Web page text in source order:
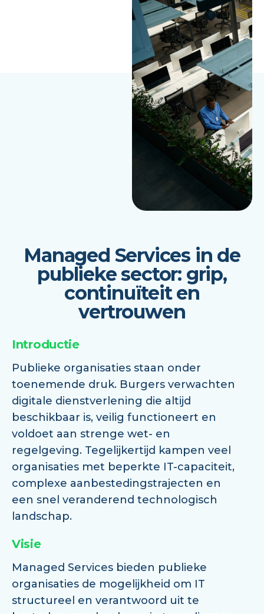
Managed Services in de
publieke sector: grip,
continuïteit en
vertrouwen
Introductie
Publieke organisaties staan onder
toenemende druk. Burgers verwachten
digitale dienstverlening die altijd
beschikbaar is, veilig functioneert en
voldoet aan strenge wet- en
regelgeving. Tegelijkertijd kampen veel
organisaties met beperkte IT-capaciteit,
complexe aanbestedingstrajecten en
een snel veranderend technologisch
landschap.
Visie
Managed Services bieden publieke
organisaties de mogelijkheid om IT
structureel en verantwoord uit te